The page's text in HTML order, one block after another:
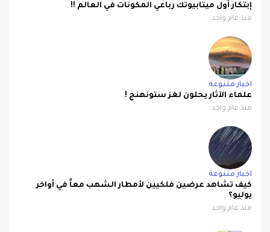
إبتكار أول ميتابيوتك رباعي المكونات في العالم !!
منذ عام واحد
اخبار متنوعة
علماء الآثار يحلون لغز ستونهنج !
منذ عام واحد
اخبار متنوعة
كيف تشاهد عرضين فلكيين لأمطار الشهب معاً في أواخر
يوليو؟
منذ عام واحد